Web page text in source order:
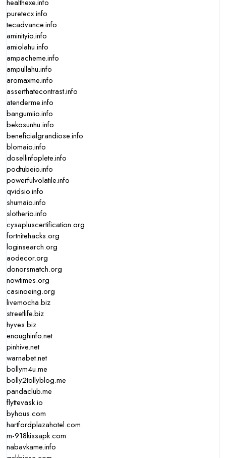
healthexe.info
puretecx.info
tecadvance.info
aminityio.info
amiolahu.info
ampacheme.info
ampullahu.info
aromaxme.info
asserthatecontrast.info
atenderme.info
bangumiio.info
bekosunhu.info
beneficialgrandiose.info
blomaio.info
dosellinfoplete.info
podtubeio.info
powerfulvolatile.info
qvidsio.info
shumaio.info
slotherio.info
cysapluscertification.org
fortnitehacks.org
loginsearch.org
aodecor.org
donorsmatch.org
nowtimes.org
casinoeing.org
livemocha.biz
streetlife.biz
hyves.biz
enoughinfo.net
pinhive.net
warnabet.net
bollym4u.me
bolly2tollyblog.me
pandaclub.me
flyttevask.io
byhous.com
hartfordplazahotel.com
m-918kissapk.com
nabavkame.info